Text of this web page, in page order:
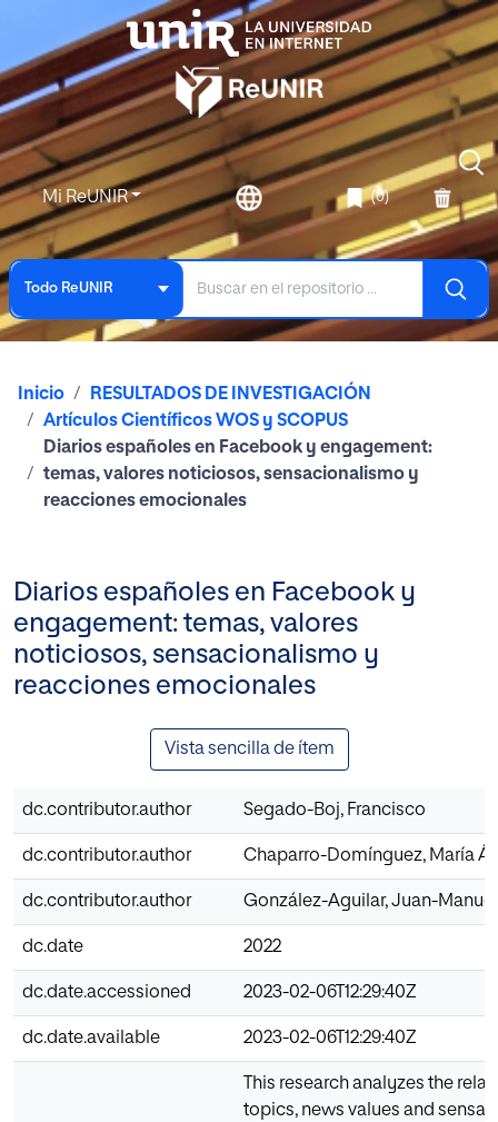
Mi ReUNIR (0)
Todo ReUNIR
Inicio
RESULTADOS DE INVESTIGACIÓN
Artículos Científicos WOS y SCOPUS
Diarios españoles en Facebook y engagement:
temas, valores noticiosos, sensacionalismo y
reacciones emocionales
Diarios españoles en Facebook y
engagement: temas, valores
noticiosos, sensacionalismo y
reacciones emocionales
Vista sencilla de ítem
dc.contributor.author Segado-Boj, Francisco
dc.contributor.author Chaparro-Domínguez, María
dc.contributor.author González-Aguilar, Juan-Manuel
dc.date 2022
dc.date.accessioned 2023-02-06T12:29:40Z
dc.date.available 2023-02-06T12:29:40Z
This research analyzes the
topics, news values and